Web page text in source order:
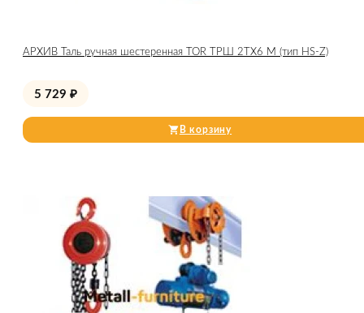
АРХИВ Таль ручная шестеренная TOR ТРШ 2ТХ6 М (тип HS-Z)
5 729 ₽
В корзину